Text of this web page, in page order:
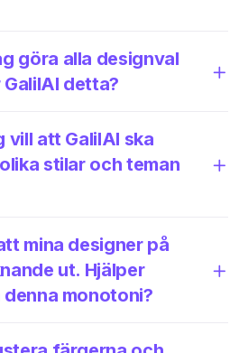
göra alla designval
detta?
vill att GalilAI ska
stilar och teman
mina designer på
ut. Hjälper
monotoni?